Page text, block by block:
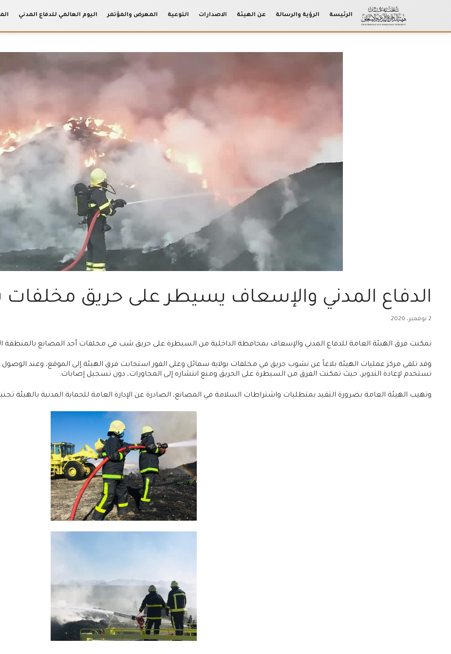
الرئيسة الرؤية والرسالة عن الهيئة الاصدارات التوعية المعرض والمؤتمر اليوم العالمي للدفاع المدني
الدفاع المدني والإسعاف يسيطر على حريق مخلفات
2 نوفمبر، 2020
تمكنت فرق الهيئة العامة للدفاع المدني والإسعاف بمحافظة الداخلية من السيطرة على حريق شب في مخلفات أحد المصانع بالمنطقة
وقد تلقى مركز عمليات الهيئة بلاغاً عن نشوب حريق في مخلفات بولاية سمائل وعلى الفور استجابت فرق الهيئة إلى الموقع، وعند
تستخدم لإعادة التدوير، حيث تمكنت الفرق من السيطرة على الحريق ومنع انتشاره إلى المجاورات، دون تسجيل إصابات.
وتهيب الهيئة العامة بضرورة التقيد بمتطلبات واشتراطات السلامة في المصانع، الصادرة عن الإدارة العامة للحماية المدنية بالهيئة